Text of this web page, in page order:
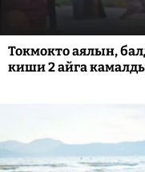
Токмокто аялын,
киши 2 айга